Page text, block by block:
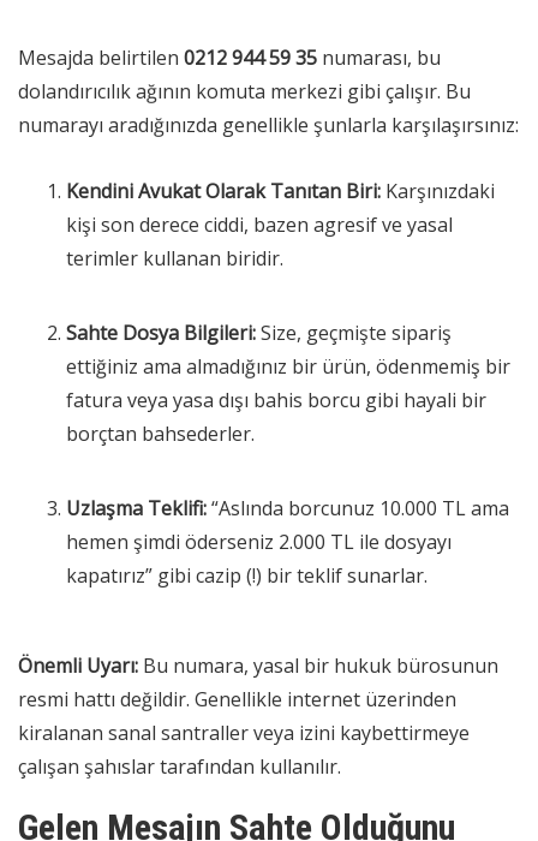
Mesajda belirtilen 0212 944 59 35 numarası, bu
dolandırıcılık ağının komuta merkezi gibi çalışır. Bu
numarayı aradığınızda genellikle şunlarla karşılaşırsınız:
Kendini Avukat Olarak Tanıtan Biri: Karşınızdaki
kişi son derece ciddi, bazen agresif ve yasal
terimler kullanan biridir.
Sahte Dosya Bilgileri:Size, geçmişte sipariş
ettiğiniz ama almadığınız bir ürün, ödenmemiş bir
fatura veya yasa dışı bahis borcu gibi hayali bir
borçtan bahsederler.
Uzlaşma Teklifi:“Aslında borcunuz 10.000 TL ama
hemen şimdi öderseniz 2.000 TL ile dosyayı
kapatırız” gibi cazip (!) bir teklif sunarlar.
Önemli Uyarı: Bu numara, yasal bir hukuk bürosunun
resmi hattı değildir. Genellikle internet üzerinden
kiralanan sanal santraller veya izini kaybettirmeye
çalışan şahıslar tarafından kullanılır.
Gelen Mesajın Sahte Olduğunu